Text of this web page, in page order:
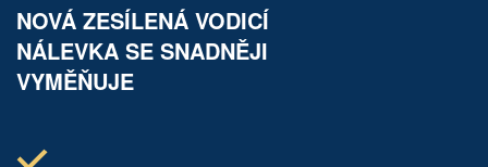
NOVÁ ZESÍLENÁ VODICÍ
NÁLEVKA SE SNADNĚJI
VYMĚŇUJE